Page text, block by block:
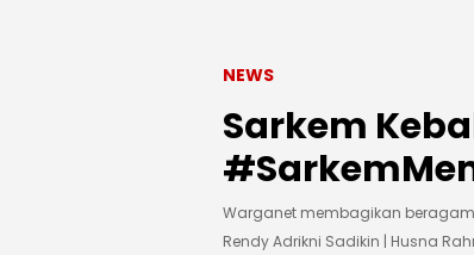
NEWS
Sarkem
Warganet membagikan
Rendy Adrikni Sadikin | Husna